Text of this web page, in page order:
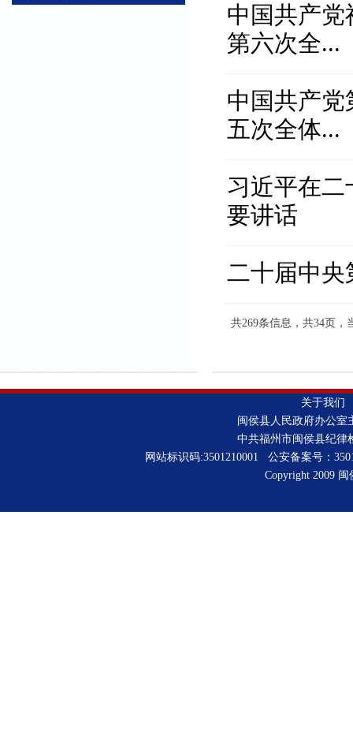
中国共产
第六次全...
中国共产
五次全体...
习近平在
要讲话
二十届中央
共269条信息，共34页，
关于我们
闽侯县人民政府办公
中共福州市闽侯县纪
网站标识码:3501210001 公安备案号：
Copyright 2009